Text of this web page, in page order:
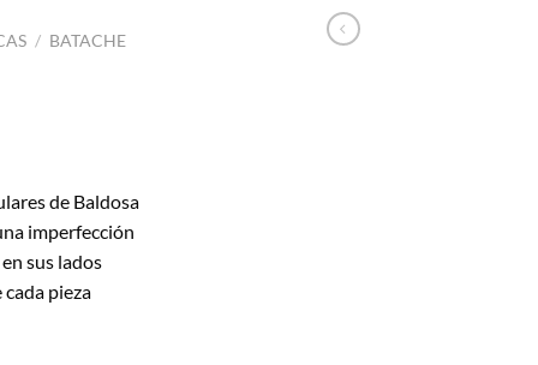
/ BATACHE
de Baldosa
imperfección
sus lados
pieza